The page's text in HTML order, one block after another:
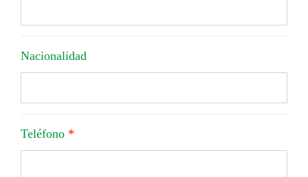
Nacionalidad
Teléfono *